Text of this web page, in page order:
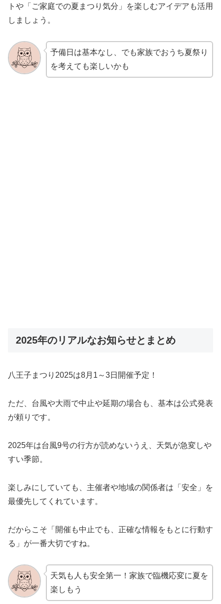
トや「ご家庭での夏まつり気分」を楽しむアイデアも活用
しましょう。
予備日は基本なし、でも家族でおうち夏祭り
を考えても楽しいかも
2025年のリアルなお知らせとまとめ
八王子まつり2025は8月1～3日開催予定！
ただ、台風や大雨で中止や延期の場合も、基本は公式発表
が頼りです。
2025年は台風9号の行方が読めないうえ、天気が急変しや
すい季節。
楽しみにしていても、主催者や地域の関係者は「安全」を
最優先してくれています。
だからこそ「開催も中止でも、正確な情報をもとに行動す
る」が一番大切ですね。
天気も人も安全第一！家族で臨機応変に夏を
楽しもう